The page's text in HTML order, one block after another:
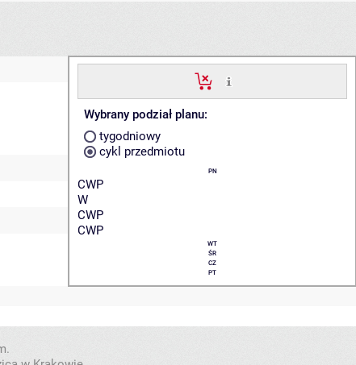
Wybrany podział planu:
tygodniowy
cykl przedmiotu
PN
CWP
W
CWP
CWP
WT
ŚR
CZ
PT